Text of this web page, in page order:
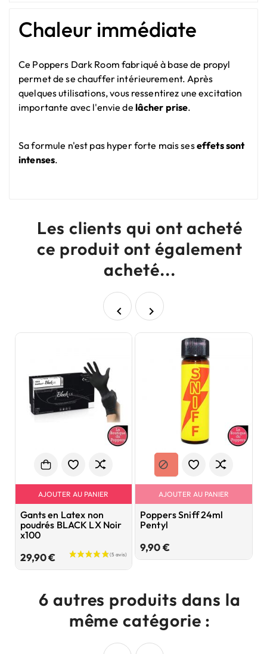
Chaleur immédiate
Ce Poppers Dark Room fabriqué à base de propyl
permet de se chauffer intérieurement. Après
quelques utilisations, vous ressentirez une excitation
importante avec l'envie de lâcher prise.
Sa formule n'est pas hyper forte mais seseffets sont
intenses.
Les clients qui ont acheté
ce produit ont également
acheté...
 
AJOUTER AU PANIER
Gants en Latex non
poudrés BLACK LX Noir
x100
29,90 €Prix
AJOUTER AU PANIER
Poppers Sniff 24ml
Pentyl
9,90 €Prix
6 autres produits dans la
même catégorie :